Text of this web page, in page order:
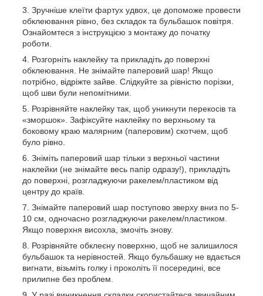
Зручніше клеїти фартух удвох, це допоможе провести
обклеювання рівно, без складок та бульбашок повітря.
Ознайомтеся з інструкцією з монтажу до початку
роботи.
Розгорніть наклейку та прикладіть до поверхні
обклеювання. Не знімайте паперовий шар! Якщо
потрібно, відріжте зайве. Слідкуйте за рівністю порізки,
щоб шви були непомітними.
Розрівняйте наклейку так, щоб уникнути перекосів та
«зморшок». Зафіксуйте наклейку по верхньому та
боковому краю малярним (паперовим) скотчем, щоб
було рівно.
Зніміть паперовий шар тільки з верхньої частини
наклейки (не знімайте весь папір одразу!), прикладіть
до поверхні, розгладжуючи ракелем/пластиком від
центру до країв.
Знімайте паперовий шар поступово зверху вниз по 5-
10 см, одночасно розгладжуючи ракелем/пластиком.
Якщо поверхня висохла, змочіть знову.
Розрівняйте обклеєну поверхню, щоб не залишилося
бульбашок та нерівностей. Якщо бульбашку не вдається
вигнати, візьміть голку і проколіть її посередині, все
прилипне без проблем.